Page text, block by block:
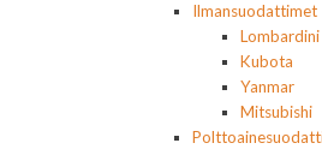
Ilmansuodattimet
Lombardini
Kubota
Yanmar
Mitsubishi